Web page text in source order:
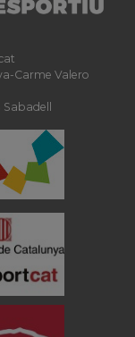
Carme Valero